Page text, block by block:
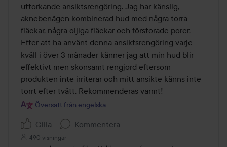
uttorkande ansiktsrengöring. Jag har känslig,
aknebenägen kombinerad hud med några torra
fläckar, några oljiga fläckar och förstorade porer.
Efter att ha använt denna ansiktsrengöring varje
kväll i över 3 månader känner jag att min hud blir
effektivt men skonsamt rengjord eftersom
produkten inte irriterar och mitt ansikte känns inte
torrt efter tvätt. Rekommenderas varmt!
Översatt från engelska
Gilla Kommentera
490 visningar